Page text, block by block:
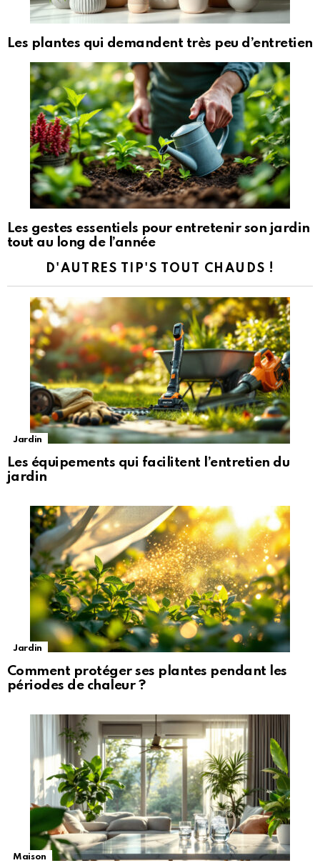
Les plantes qui demandent très peu d’entretien
Les gestes essentiels pour entretenir son jardin
tout au long de l’année
D'AUTRES TIP'S TOUT CHAUDS !
Jardin
Les équipements qui facilitent l’entretien du
jardin
Jardin
Comment protéger ses plantes pendant les
périodes de chaleur ?
Maison